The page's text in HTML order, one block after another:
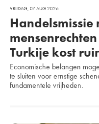
VRIJDAG, 07 AUG 2026
Handelsmissie
Turkije kost
Economische belangen
te sluiten voor ernstige
fundamentele vrijheden.